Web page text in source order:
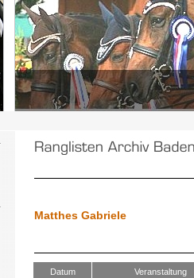
Matthes Gabriele
Datum
Veranstaltung